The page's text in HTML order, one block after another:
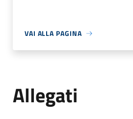
VAI ALLA PAGINA
Allegati